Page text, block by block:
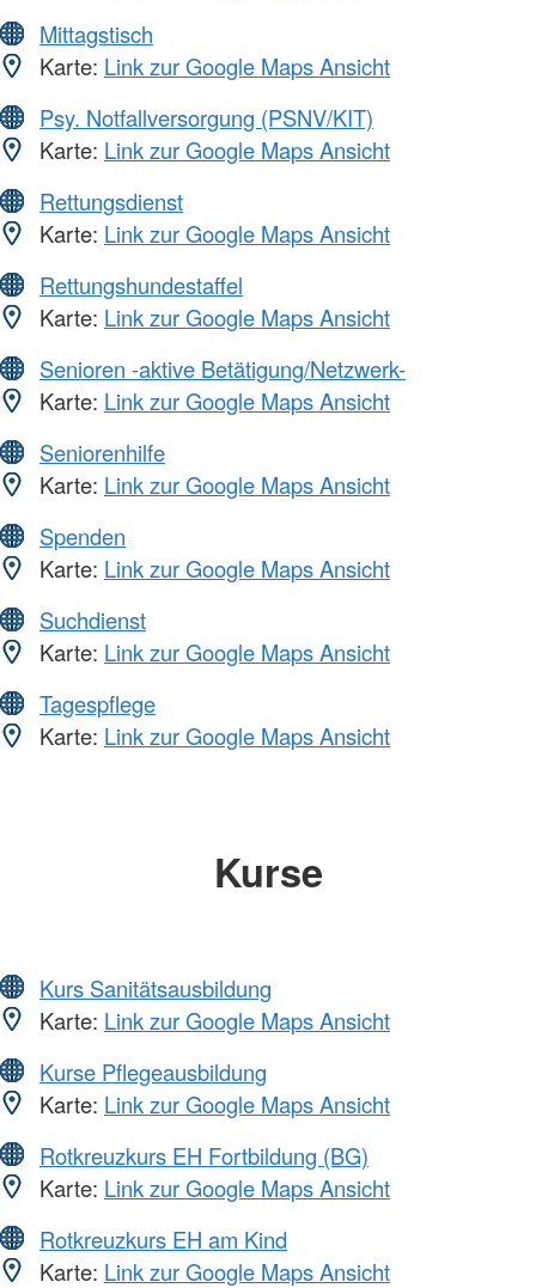
Mittagstisch
Karte: Link zur Google Maps Ansicht
Psy. Notfallversorgung (PSNV/KIT)
Karte: Link zur Google Maps Ansicht
Rettungsdienst
Karte: Link zur Google Maps Ansicht
Rettungshundestaffel
Karte: Link zur Google Maps Ansicht
Senioren -aktive Betätigung/Netzwerk-
Karte: Link zur Google Maps Ansicht
Seniorenhilfe
Karte: Link zur Google Maps Ansicht
Spenden
Karte: Link zur Google Maps Ansicht
Suchdienst
Karte: Link zur Google Maps Ansicht
Tagespflege
Karte: Link zur Google Maps Ansicht
Kurse
Kurs Sanitätsausbildung
Karte: Link zur Google Maps Ansicht
Kurse Pflegeausbildung
Karte: Link zur Google Maps Ansicht
Rotkreuzkurs EH Fortbildung (BG)
Karte: Link zur Google Maps Ansicht
Rotkreuzkurs EH am Kind
Karte: Link zur Google Maps Ansicht